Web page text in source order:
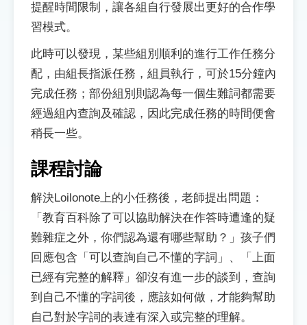
提醒時間限制，讓各組自行發展出更好的合作學
習模式。
此時可以發現，某些組別順利的進行工作任務分
配，由組長指派任務，組員執行，可於15分鐘內
完成任務；部份組別則認為每一個生難詞都需要
經過組內查詢及確認，因此完成任務的時間便會
稍長一些。
課程討論
解決Loilonote上的小任務後，老師提出問題：
「教育百科除了可以協助解決在作答時遭逢的疑
難雜症之外，你們認為還有哪些幫助？」孩子們
回應包含「可以查詢自己不懂的字詞」、「上面
已經有完整的解釋」卻沒有進一步的談到，查詢
到自己不懂的字詞後，應該如何做，才能夠幫助
自己對於字詞的表達有深入或完整的理解。